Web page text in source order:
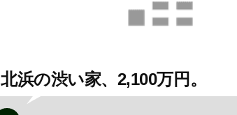
北浜の渋い家、2,100万円。